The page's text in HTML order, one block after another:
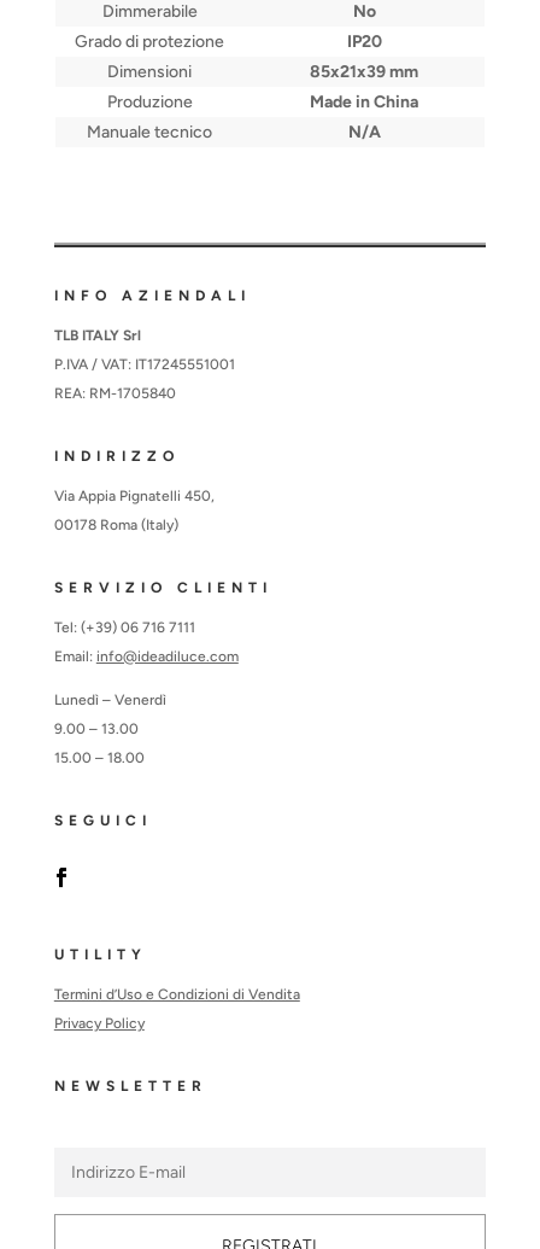
Dimmerabile
No
Grado di protezione
IP20
Dimensioni
85x21x39 mm
Produzione
Made in China
Manuale tecnico
N/A
INFO AZIENDALI
TLB ITALY Srl
P.IVA / VAT: IT17245551001
REA: RM-1705840
INDIRIZZO
Via Appia Pignatelli 450,
00178 Roma (Italy)
SERVIZIO CLIENTI
Tel: (+39) 06 716 7111
Email: info@ideadiluce.com
Lunedì – Venerdì
9.00 – 13.00
15.00 – 18.00
SEGUICI
UTILITY
Termini d’Uso e Condizioni di Vendita
Privacy Policy
NEWSLETTER